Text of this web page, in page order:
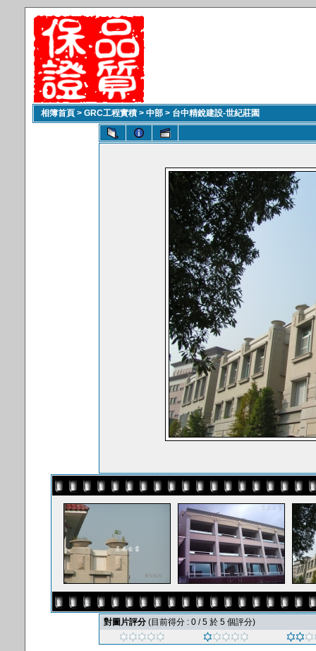
相簿首頁 > GRC工程實積 > 中部 > 台中精銳建設-世紀莊園
對圖片評分 (目前得分 : 0 / 5 於 5 個評分)